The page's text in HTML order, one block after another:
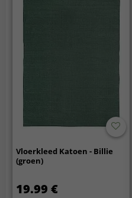
Vloerkleed Katoen - Billie
(groen)
19.99 €